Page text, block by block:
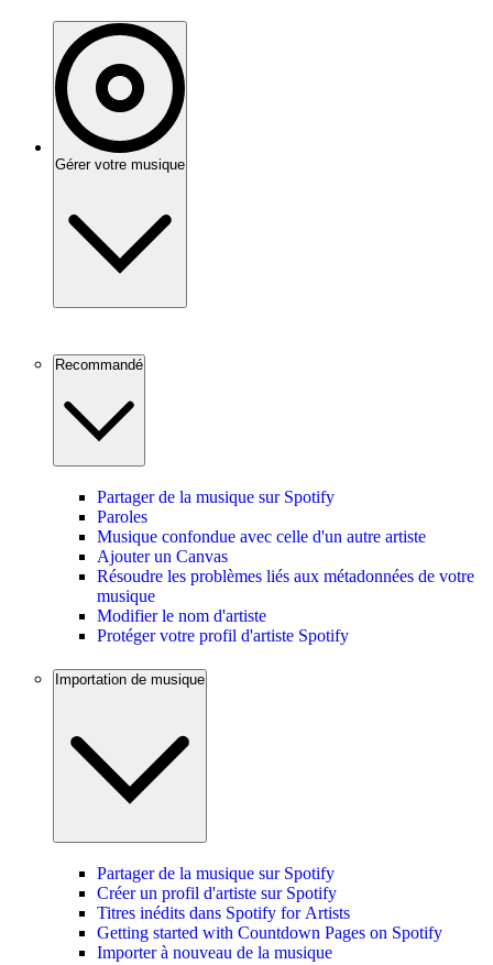
Gérer votre musique
Recommandé
Partager de la musique sur Spotify
Paroles
Musique confondue avec celle d'un autre artiste
Ajouter un Canvas
Résoudre les problèmes liés aux métadonnées de votre
musique
Modifier le nom d'artiste
Protéger votre profil d'artiste Spotify
Importation de musique
Partager de la musique sur Spotify
Créer un profil d'artiste sur Spotify
Titres inédits dans Spotify for Artists
Getting started with Countdown Pages on Spotify
Importer à nouveau de la musique